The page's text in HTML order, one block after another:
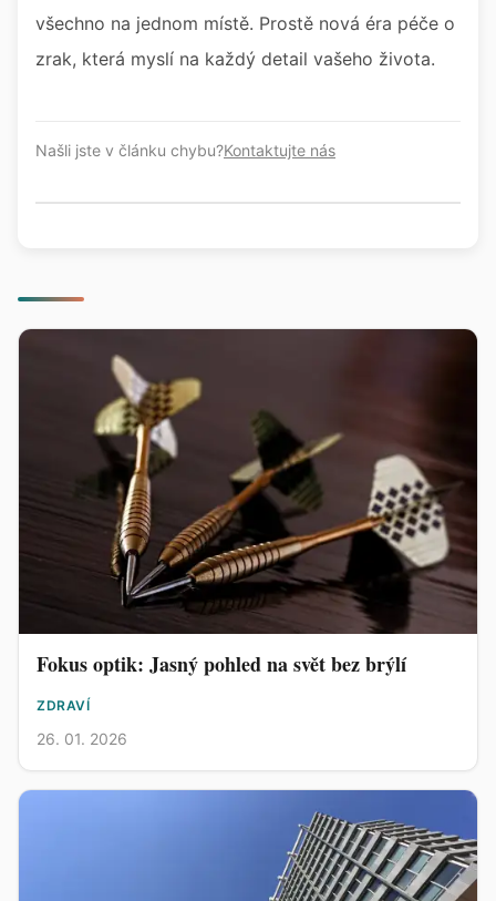
všechno na jednom místě. Prostě nová éra péče o
zrak, která myslí na každý detail vašeho života.
Našli jste v článku chybu?Kontaktujte nás
Fokus optik: Jasný pohled na svět bez brýlí
ZDRAVÍ
26. 01. 2026